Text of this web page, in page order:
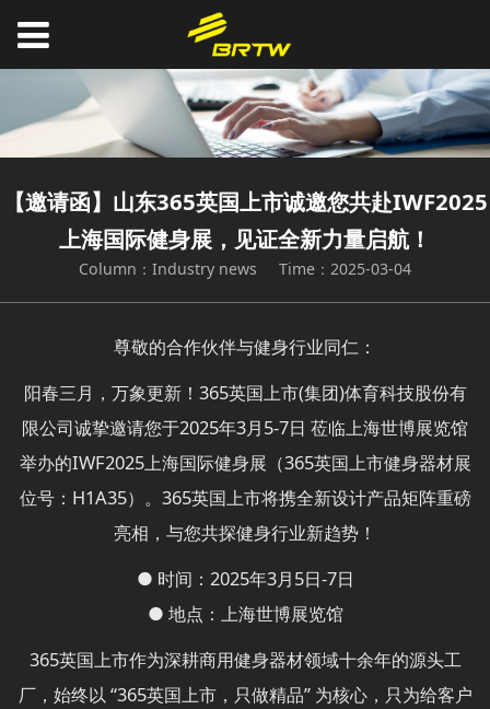
【邀请函】山东365英国上市诚邀您共赴IWF2025
上海国际健身展，见证全新力量启航！
Column：Industry news Time：2025-03-04
尊敬的合作伙伴与健身行业同仁：
阳春三月，万象更新！365英国上市(集团)体育科技股份有
限公司诚挚邀请您于2025年3月5-7日 莅临上海世博展览馆
举办的IWF2025上海国际健身展（365英国上市健身器材展
位号：H1A35）。365英国上市将携全新设计产品矩阵重磅
亮相，与您共探健身行业新趋势！
● 时间：2025年3月5日-7日
● 地点：上海世博展览馆
365英国上市作为深耕商用健身器材领域十余年的源头工
厂，始终以 “365英国上市，只做精品” 为核心，只为给客户